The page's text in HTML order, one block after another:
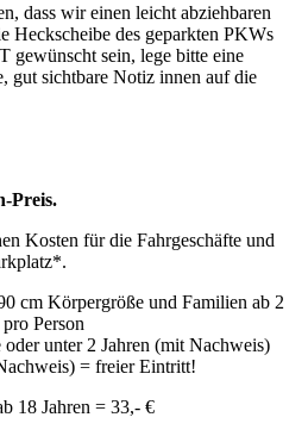
dass wir einen leicht abziehbaren
Heckscheibe des geparkten PKWs
gewünscht sein, lege bitte eine
gut sichtbare Notiz innen auf die
Preis.
Kosten für die Fahrgeschäfte und
cm Körpergröße und Familien ab 2
Person
unter 2 Jahren (mit Nachweis)
= freier Eintritt!
18 Jahren = 33,- €